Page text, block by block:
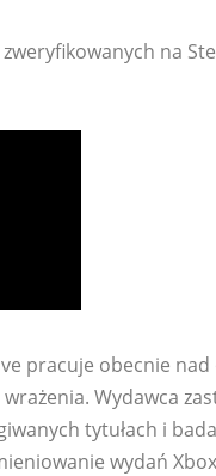
zweryfikowanych na
pracuje obecnie
Wydawca
tytułach i
wydań